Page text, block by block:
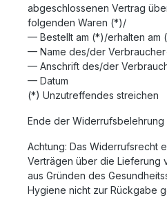
abgeschlossenen Vertrag
folgenden Waren (*)/
— Bestellt am (*)/erhalten am
— Name des/der
— Anschrift des/der
— Datum
(*) Unzutreffendes streichen
Ende der Widerrufsbelehrung
Achtung: Das Widerrufsrecht
Verträgen über die Lieferung
aus Gründen des
Hygiene nicht zur Rückgabe